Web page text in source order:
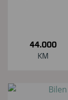
44.000
KM